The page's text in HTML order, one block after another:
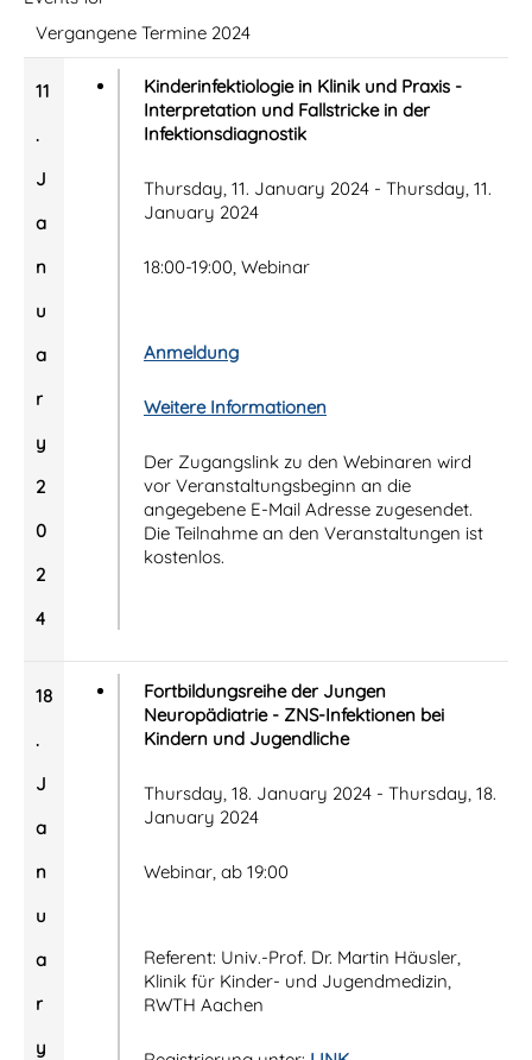
Vergangene Termine 2024
11
.
J
a
n
u
a
r
y
2
0
2
4
Kinderinfektiologie in Klinik und Praxis -
Interpretation und Fallstricke in der
Infektionsdiagnostik
Thursday, 11. January 2024 - Thursday, 11.
January 2024
18:00-19:00, Webinar
Anmeldung
Weitere Informationen
Der Zugangslink zu den Webinaren wird
vor Veranstaltungsbeginn an die
angegebene E-Mail Adresse zugesendet.
Die Teilnahme an den Veranstaltungen ist
kostenlos.
18
.
J
a
n
u
a
r
y
Fortbildungsreihe der Jungen
Neuropädiatrie - ZNS-Infektionen bei
Kindern und Jugendliche
Thursday, 18. January 2024 - Thursday, 18.
January 2024
Webinar, ab 19:00
Referent: Univ.-Prof. Dr. Martin Häusler,
Klinik für Kinder- und Jugendmedizin,
RWTH Aachen